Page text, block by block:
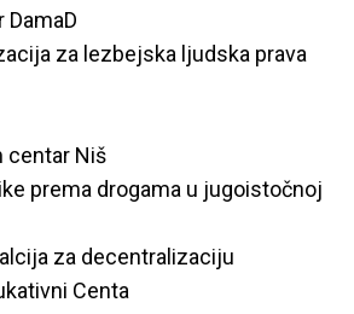
zabrinuto zbog
za saradnju
DamaD
za lezbejska ljudska prava
centar Niš
prema drogama u jugoistočnoj
za decentralizaciju
Centa